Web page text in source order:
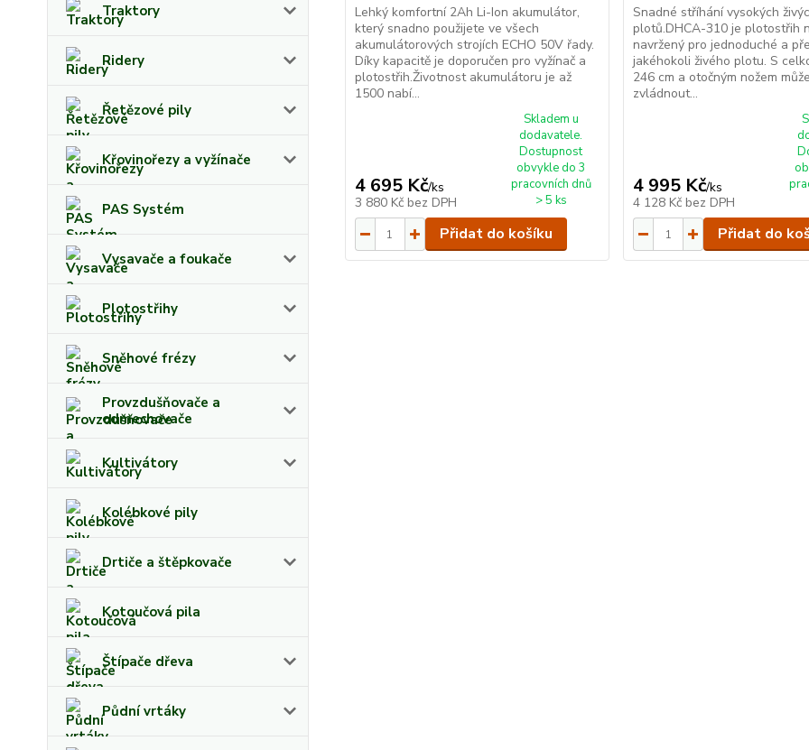
Traktory
Ridery
Řetězové pily
Křovinořezy a vyžínače
PAS Systém
Vysavače a foukače
Plotostřihy
Sněhové frézy
Provzdušňovače a
odmechovače
Kultivátory
Kolébkové pily
Drtiče a štěpkovače
Kotoučová pila
Štípače dřeva
Půdní vrtáky
Lehký komfortní 2Ah Li-Ion akumulátor,
který snadno použijete ve všech
akumulátorových strojích ECHO 50V řady.
Díky kapacitě je doporučen pro vyžínač a
plotostřih.Životnost akumulátoru je až
1500 nabí...
4 695 Kč/ks
3 880 Kč bez DPH
Skladem u
dodavatele.
Dostupnost
obvykle do 3
pracovních dnů
> 5 ks
Přidat do košíku
Snadné stříhání vysokých
plotů.DHCA-310 je plotostřih
navržený pro jednoduché a
jakéhokoli živého plotu. S
246 cm a otočným nožem
zvládnout...
4 995 Kč/ks
4 128 Kč bez DPH
Přidat do